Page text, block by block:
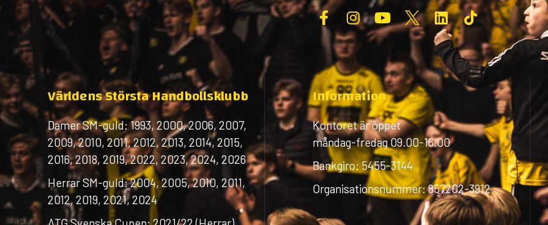
Världens Största Handbollsklubb
Damer SM-guld: 1993, 2000, 2006, 2007,
2009, 2010, 2011, 2012, 2013, 2014, 2015,
2016, 2018, 2019, 2022, 2023, 2024, 2026
Herrar SM-guld: 2004, 2005, 2010, 2011,
2012, 2019, 2021, 2024
Information
Kontoret är öppet
måndag-fredag 09.00-16.00
Bankgiro: 5455-3144
Organisationsnummer: 857202-3912